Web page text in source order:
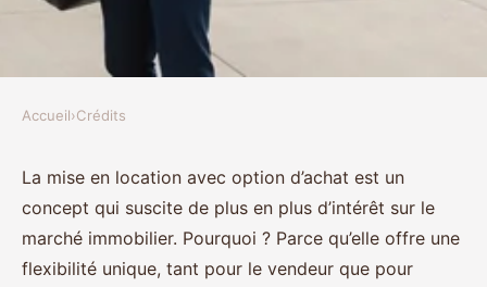
Quels sont les avantages d'une
mise en location avec option
d'achat pour le vendeur et
Accueil›Crédits
La mise en location avec option d’achat est un
concept qui suscite de plus en plus d’intérêt sur le
marché immobilier. Pourquoi ? Parce qu’elle offre une
flexibilité unique, tant pour le vendeur que pour